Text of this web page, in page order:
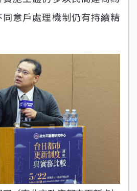
意戶處理機制仍有持續精